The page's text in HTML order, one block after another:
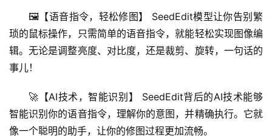
🖼️【语音指令，轻松修图】 SeedEdit模型让你告别繁
琐的鼠标操作，只需简单的语音指令，就能轻松实现图像编
辑。无论是调整亮度、对比度，还是裁剪、旋转，一句话的
事儿！
🚀【AI技术，智能识别】 SeedEdit背后的AI技术能够
智能识别你的语音指令，理解你的意图，并精确执行。它就
像一个聪明的助手，让你的修图过程更加流畅。